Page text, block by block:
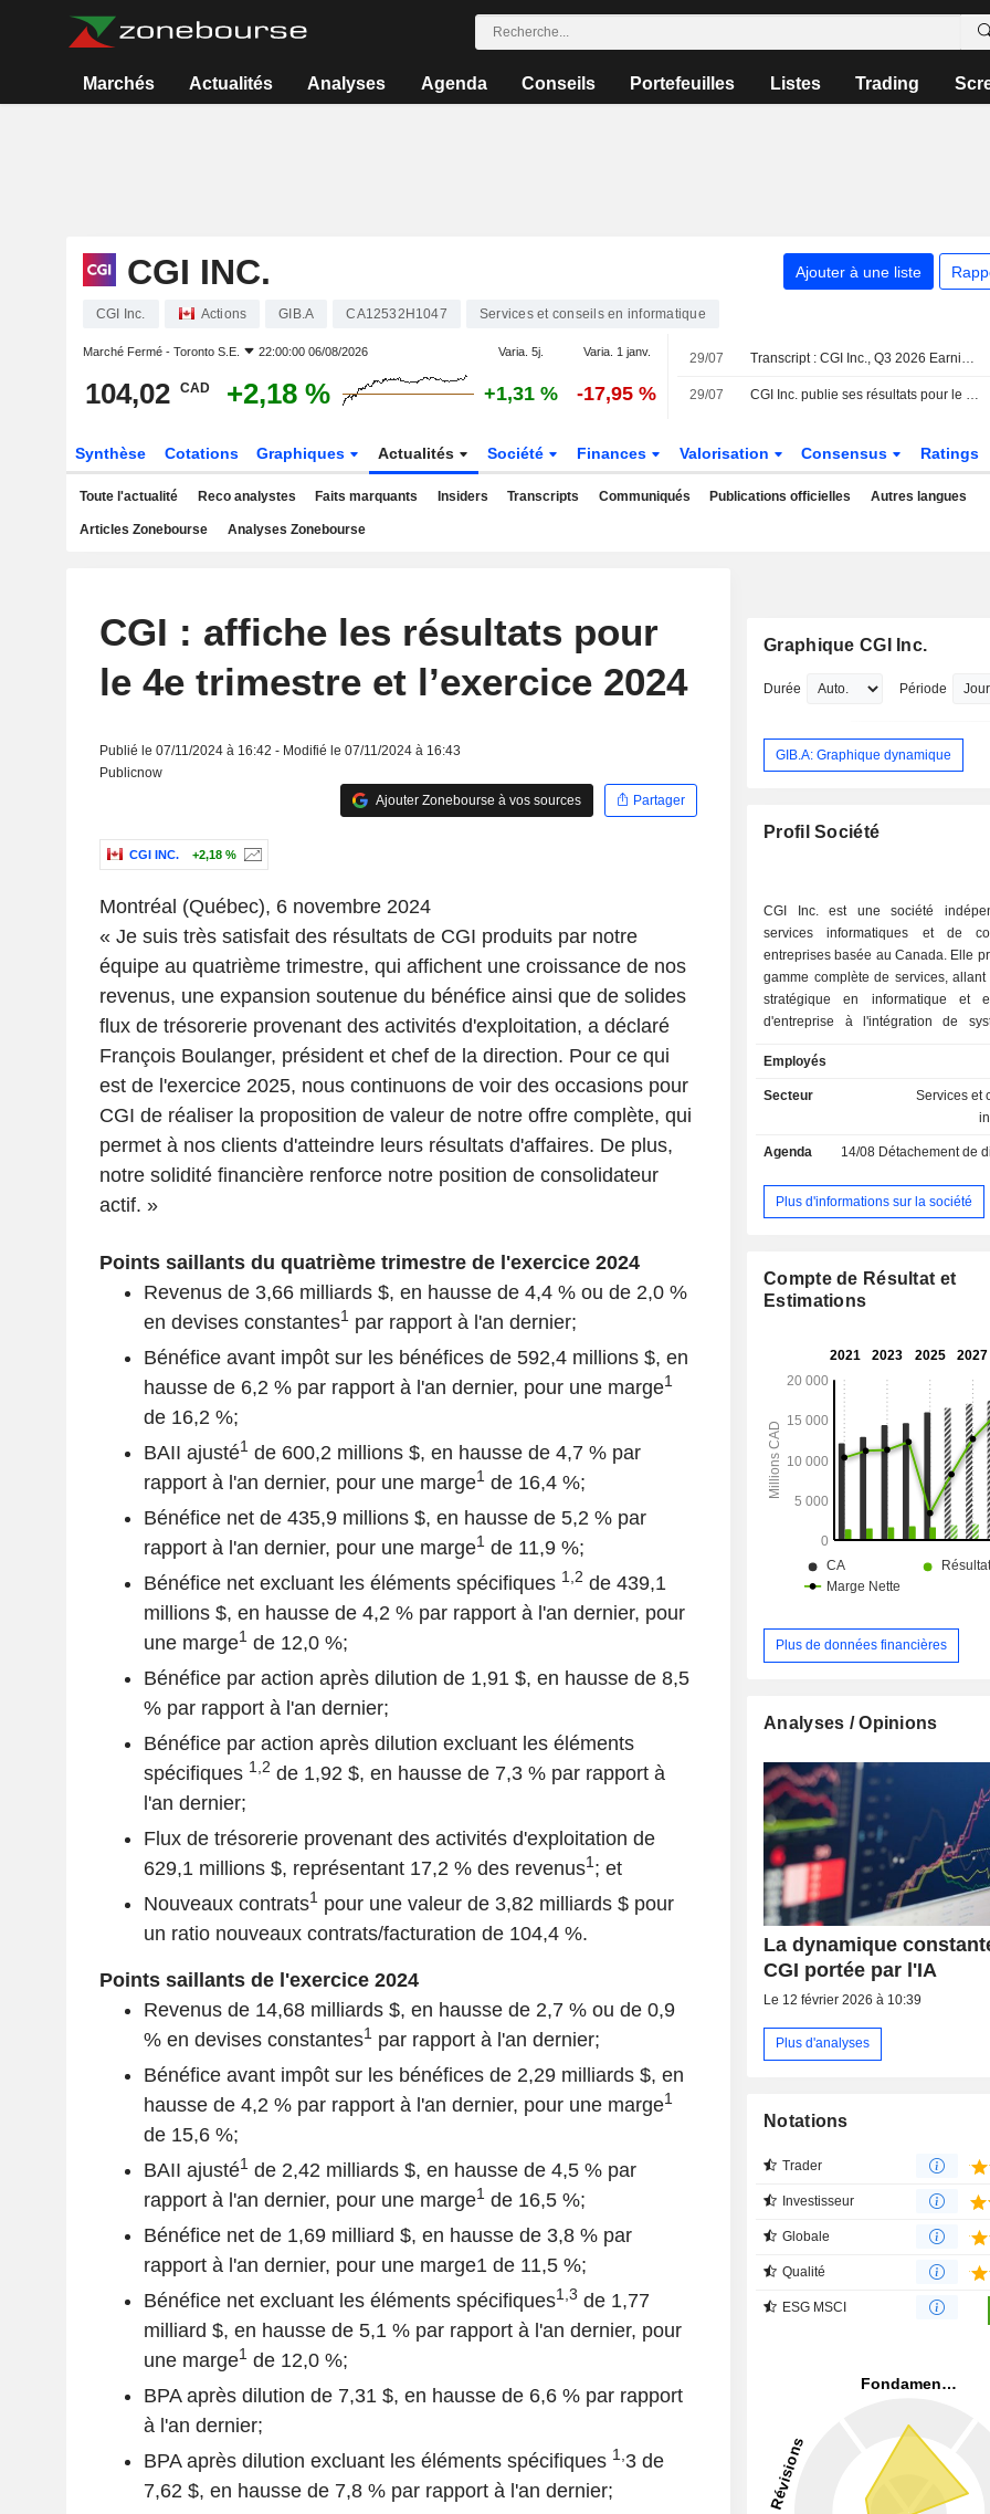
Marchés Actualités Analyses Agenda Conseils Portefeuilles Listes Trading
CGI INC. Ajouter à une liste
CGI Inc. Actions GIB.A CA12532H1047 Services et conseils en informatique
Marché Fermé - Toronto S.E. 22:00:00 06/08/2026 Varia. 5j. Varia. 1 janv.
104,02 CAD +2,18 % +1,31 % -17,95 %
29/07 Transcript : CGI Inc., Q3 2026 Earnings Call, Jul 29, 2026
29/07 CGI Inc. publie ses résultats pour le troisième trimestre clos le 30 juin 2026
Synthèse Cotations Graphiques Actualités Société Finances Valorisation Consensus Ratings
Toute l'actualité Reco analystes Faits marquants Insiders Transcripts Communiqués Publications officielles Autres langues
Articles Zonebourse Analyses Zonebourse
CGI : affiche les résultats pour
le 4e trimestre et l’exercice 2024
Publié le 07/11/2024 à 16:42 - Modifié le 07/11/2024 à 16:43
Publicnow
Ajouter Zonebourse à vos sources
Partager
CGI INC. +2,18 %
Montréal (Québec), 6 novembre 2024
« Je suis très satisfait des résultats de CGI produits par notre
équipe au quatrième trimestre, qui affichent une croissance de nos
revenus, une expansion soutenue du bénéfice ainsi que de solides
flux de trésorerie provenant des activités d'exploitation, a déclaré
François Boulanger, président et chef de la direction. Pour ce qui
est de l'exercice 2025, nous continuons de voir des occasions pour
CGI de réaliser la proposition de valeur de notre offre complète, qui
permet à nos clients d'atteindre leurs résultats d'affaires. De plus,
notre solidité financière renforce notre position de consolidateur
actif. »
Points saillants du quatrième trimestre de l'exercice 2024
Revenus de 3,66 milliards $, en hausse de 4,4 % ou de 2,0 %
en devises constantes1par rapport à l'an dernier;
Bénéfice avant impôt sur les bénéfices de 592,4 millions $, en
hausse de 6,2 % par rapport à l'an dernier, pour une marge1
de 16,2 %;
BAII ajusté1de 600,2 millions $, en hausse de 4,7 % par
rapport à l'an dernier, pour une marge1de 16,4 %;
Bénéfice net de 435,9 millions $, en hausse de 5,2 % par
rapport à l'an dernier, pour une marge1de 11,9 %;
Bénéfice net excluant les éléments spécifiques 1,2 de 439,1
millions $, en hausse de 4,2 % par rapport à l'an dernier, pour
une marge1de 12,0 %;
Bénéfice par action après dilution de 1,91 $, en hausse de 8,5
% par rapport à l'an dernier;
Bénéfice par action après dilution excluant les éléments
spécifiques 1,2 de 1,92 $, en hausse de 7,3 % par rapport à
l'an dernier;
Flux de trésorerie provenant des activités d'exploitation de
629,1 millions $, représentant 17,2 % des revenus1; et
Nouveaux contrats1pour une valeur de 3,82 milliards $ pour
un ratio nouveaux contrats/facturation de 104,4 %.
Points saillants de l'exercice 2024
Revenus de 14,68 milliards $, en hausse de 2,7 % ou de 0,9
% en devises constantes1par rapport à l'an dernier;
Bénéfice avant impôt sur les bénéfices de 2,29 milliards $, en
hausse de 4,2 % par rapport à l'an dernier, pour une marge1
de 15,6 %;
BAII ajusté1de 2,42 milliards $, en hausse de 4,5 % par
rapport à l'an dernier, pour une marge1de 16,5 %;
Bénéfice net de 1,69 milliard $, en hausse de 3,8 % par
rapport à l'an dernier, pour une marge1 de 11,5 %;
Bénéfice net excluant les éléments spécifiques1,3 de 1,77
milliard $, en hausse de 5,1 % par rapport à l'an dernier, pour
une marge1de 12,0 %;
BPA après dilution de 7,31 $, en hausse de 6,6 % par rapport
à l'an dernier;
BPA après dilution excluant les éléments spécifiques 1,3 de
7,62 $, en hausse de 7,8 % par rapport à l'an dernier;
Graphique CGI Inc.
Durée Période
GIB.A: Graphique dynamique
Profil Société
CGI Inc. est une société
services informatiques et de
entreprises basée au Canada. Elle
gamme complète de services, allant
stratégique en informatique et
d'entreprise à l'intégration de
les services de gestion des
les solutions de propriété
segments d'activité
Espagne) ; les administrations
fédérale américaine ; le
Scandinavie, l'Europe du Nord-Ouest
République tchèque) ; le Royaume-
l'Australie ; l'Allemagne ; la Finlande,
d'excellence mondiaux de l'Asie-
(principalement en Inde et aux
(Asie-Pacifique). Elle travaille avec
selon un modèle de relations
par un réseau mondial de prestation
qui aide les clients à
numériquement leurs
accélérer l’obtention de
également présente dans
Employés
Secteur
Services et
Agenda 14/08 Détachement de
Plus d'informations sur la société
Compte de Résultat et
Estimations
Plus de données financières
Analyses / Opinions
La dynamique
CGI portée par l'IA
Le 12 février 2026 à 10:39
Plus d'analyses
Notations
Trader
Investisseur
Globale
Qualité
ESG MSCI